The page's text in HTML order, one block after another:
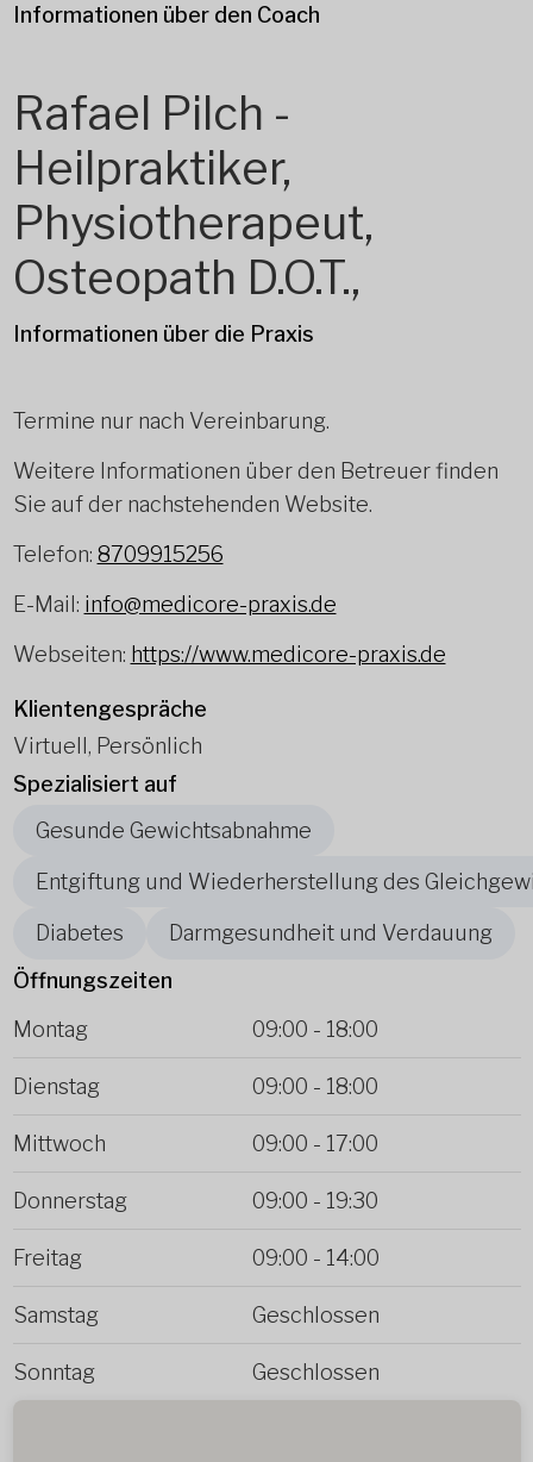
Informationen über den Coach
Rafael Pilch -
Heilpraktiker,
Physiotherapeut,
Osteopath D.O.T.,
Informationen über die Praxis
Termine nur nach Vereinbarung.
Weitere Informationen über den Betreuer finden
Sie auf der nachstehenden Website.
Telefon: 8709915256
E-Mail: info@medicore-praxis.de
Webseiten: https://www.medicore-praxis.de
Klientengespräche
Virtuell, Persönlich
Spezialisiert auf
Gesunde Gewichtsabnahme
Entgiftung und Wiederherstellung des
Diabetes
Darmgesundheit und Verdauung
Öffnungszeiten
Montag
09:00 - 18:00
Dienstag 09:00 - 18:00
Mittwoch 09:00 - 17:00
Donnerstag 09:00 - 19:30
Freitag 09:00 - 14:00
Samstag Geschlossen
Sonntag Geschlossen